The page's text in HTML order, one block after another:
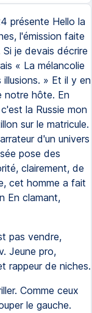
présente Hello la
l'émission faite
je devais décrire
« La mélancolie
» Et il y en
notre hôte. En
la Russie mon
sur le matricule.
d'un univers
pose des
clairement, de
cet homme a fait
En clamant,
pas vendre,
Jeune pro,
rappeur de niches.
Comme ceux
le gauche.